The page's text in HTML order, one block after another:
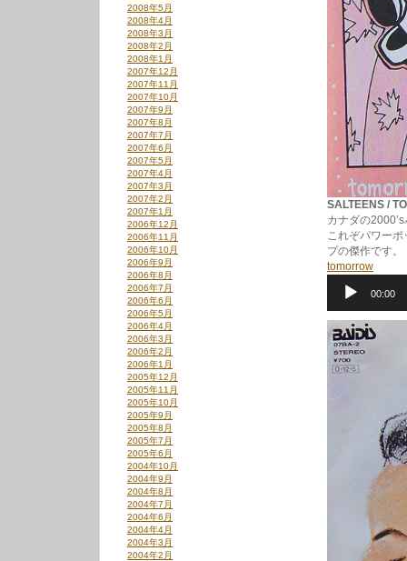
SALTEENS /
カナダの
これぞパワー
プの傑作です。
tomorrow音
プ
ー
ヤ
00:00
2008年5月
2008年4月
2008年3月
2008年2月
2008年1月
2007年12月
2007年11月
2007年10月
2007年9月
2007年8月
2007年7月
2007年6月
2007年5月
2007年4月
2007年3月
2007年2月
2007年1月
2006年12月
2006年11月
2006年10月
2006年9月
2006年8月
2006年7月
2006年6月
2006年5月
2006年4月
2006年3月
2006年2月
2006年1月
2005年12月
2005年11月
2005年10月
2005年9月
2005年8月
2005年7月
2005年6月
2004年10月
2004年9月
2004年8月
2004年7月
2004年6月
2004年4月
2004年3月
2004年2月